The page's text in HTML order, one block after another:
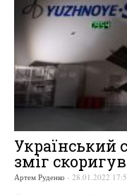
Український
зміг
Артем Руденко - 28.01.2022